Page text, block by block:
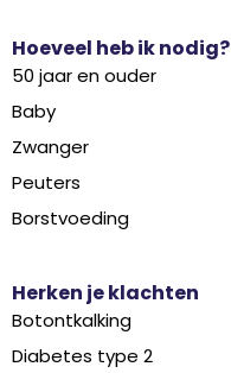
Hoeveel heb ik nodig?
50 jaar en ouder
Baby
Zwanger
Peuters
Borstvoeding
Herken je klachten
Botontkalking
Diabetes type 2